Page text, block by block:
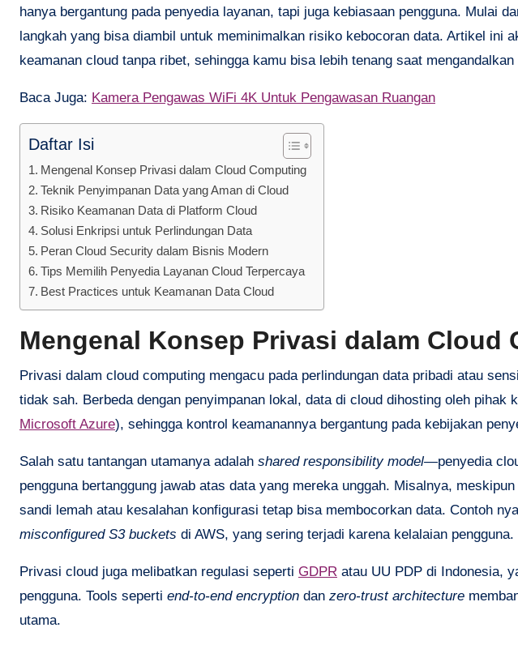
hanya bergantung pada penyedia layanan, tapi juga kebiasaan pengguna. Mulai
langkah yang bisa diambil untuk meminimalkan risiko kebocoran data. Artikel ini
keamanan cloud tanpa ribet, sehingga kamu bisa lebih tenang saat
Baca Juga: Kamera Pengawas WiFi 4K Untuk Pengawasan Ruangan
Daftar Isi
Mengenal Konsep Privasi dalam Cloud Computing
Teknik Penyimpanan Data yang Aman di Cloud
Risiko Keamanan Data di Platform Cloud
Solusi Enkripsi untuk Perlindungan Data
Peran Cloud Security dalam Bisnis Modern
Tips Memilih Penyedia Layanan Cloud Terpercaya
Best Practices untuk Keamanan Data Cloud
Mengenal Konsep Privasi dalam Cloud
Privasi dalam cloud computing mengacu pada perlindungan data pribadi atau
tidak sah. Berbeda dengan penyimpanan lokal, data di cloud dihosting oleh pihak
Microsoft Azure), sehingga kontrol keamanannya bergantung pada kebijakan
Salah satu tantangan utamanya adalah shared responsibility model—penyedia
pengguna bertanggung jawab atas data yang mereka unggah. Misalnya,
sandi lemah atau kesalahan konfigurasi tetap bisa membocorkan data. Contoh
misconfigured S3 buckets di AWS, yang sering terjadi karena kelalaian pengguna.
Privasi cloud juga melibatkan regulasi seperti GDPR atau UU PDP di Indonesia,
pengguna. Tools seperti end-to-end encryption dan zero-trust architecture
utama.